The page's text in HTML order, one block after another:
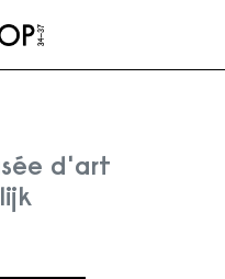
d'art
le filtre